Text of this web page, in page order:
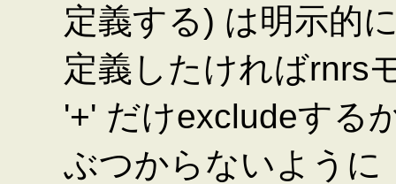
定義する) は明示的
定義したければrnrs
'+' だけexcludeする
ぶつからないように